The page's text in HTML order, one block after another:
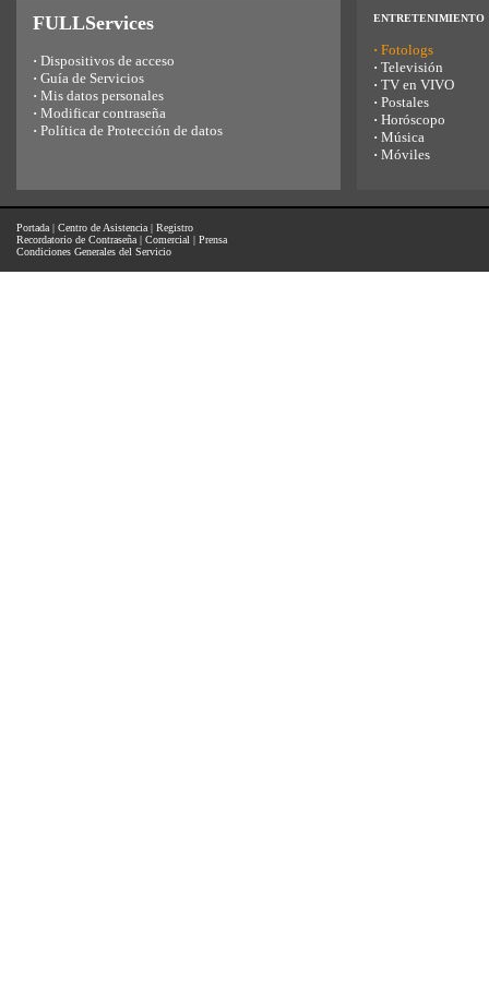
FULLServices
· Dispositivos de acceso
· Guía de Servicios
· Mis datos personales
· Modificar contraseña
· Política de Protección de datos
ENTRETENIMIENTO
· Fotologs
· Televisión
· TV en VIVO
· Postales
· Horóscopo
· Música
· Móviles
Portada | Centro de Asistencia | Registro
Recordatorio de Contraseña | Comercial | Prensa
Condiciones Generales del Servicio